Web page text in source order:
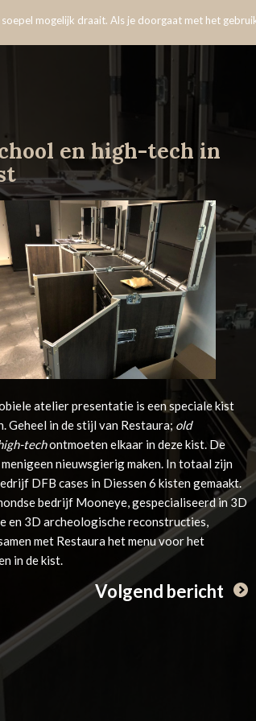
en high-tech in
atelier presentatie is een speciale kist
Geheel in de stijl van Restaura; old
techontmoeten elkaar in deze kist. De
nieuwsgierig maken. In totaal zijn
DFB cases in Diessen 6 kisten gemaakt.
bedrijf Mooneye, gespecialiseerd in 3D
en 3D archeologische reconstructies,
met Restaura het menu voor het
in de kist.
Volgend bericht
mogelijk draait. Als je doorgaat met het